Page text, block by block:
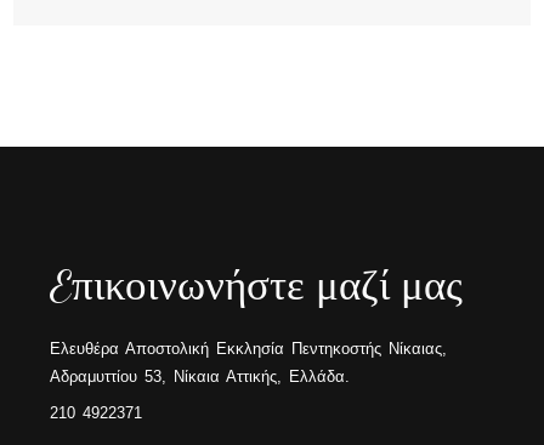
Eπικοινωνήστε μαζί μας
Ελευθέρα Αποστολική Εκκλησία Πεντηκοστής Νίκαιας,
Αδραμυττίου 53, Νίκαια Αττικής, Ελλάδα.
210 4922371